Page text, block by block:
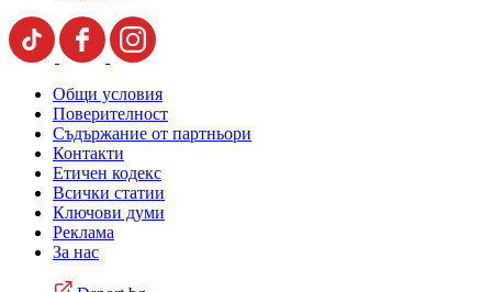
Общи условия
Поверителност
Съдържание от партньори
Контакти
Етичен кодекс
Всички статии
Ключови думи
Реклама
За нас